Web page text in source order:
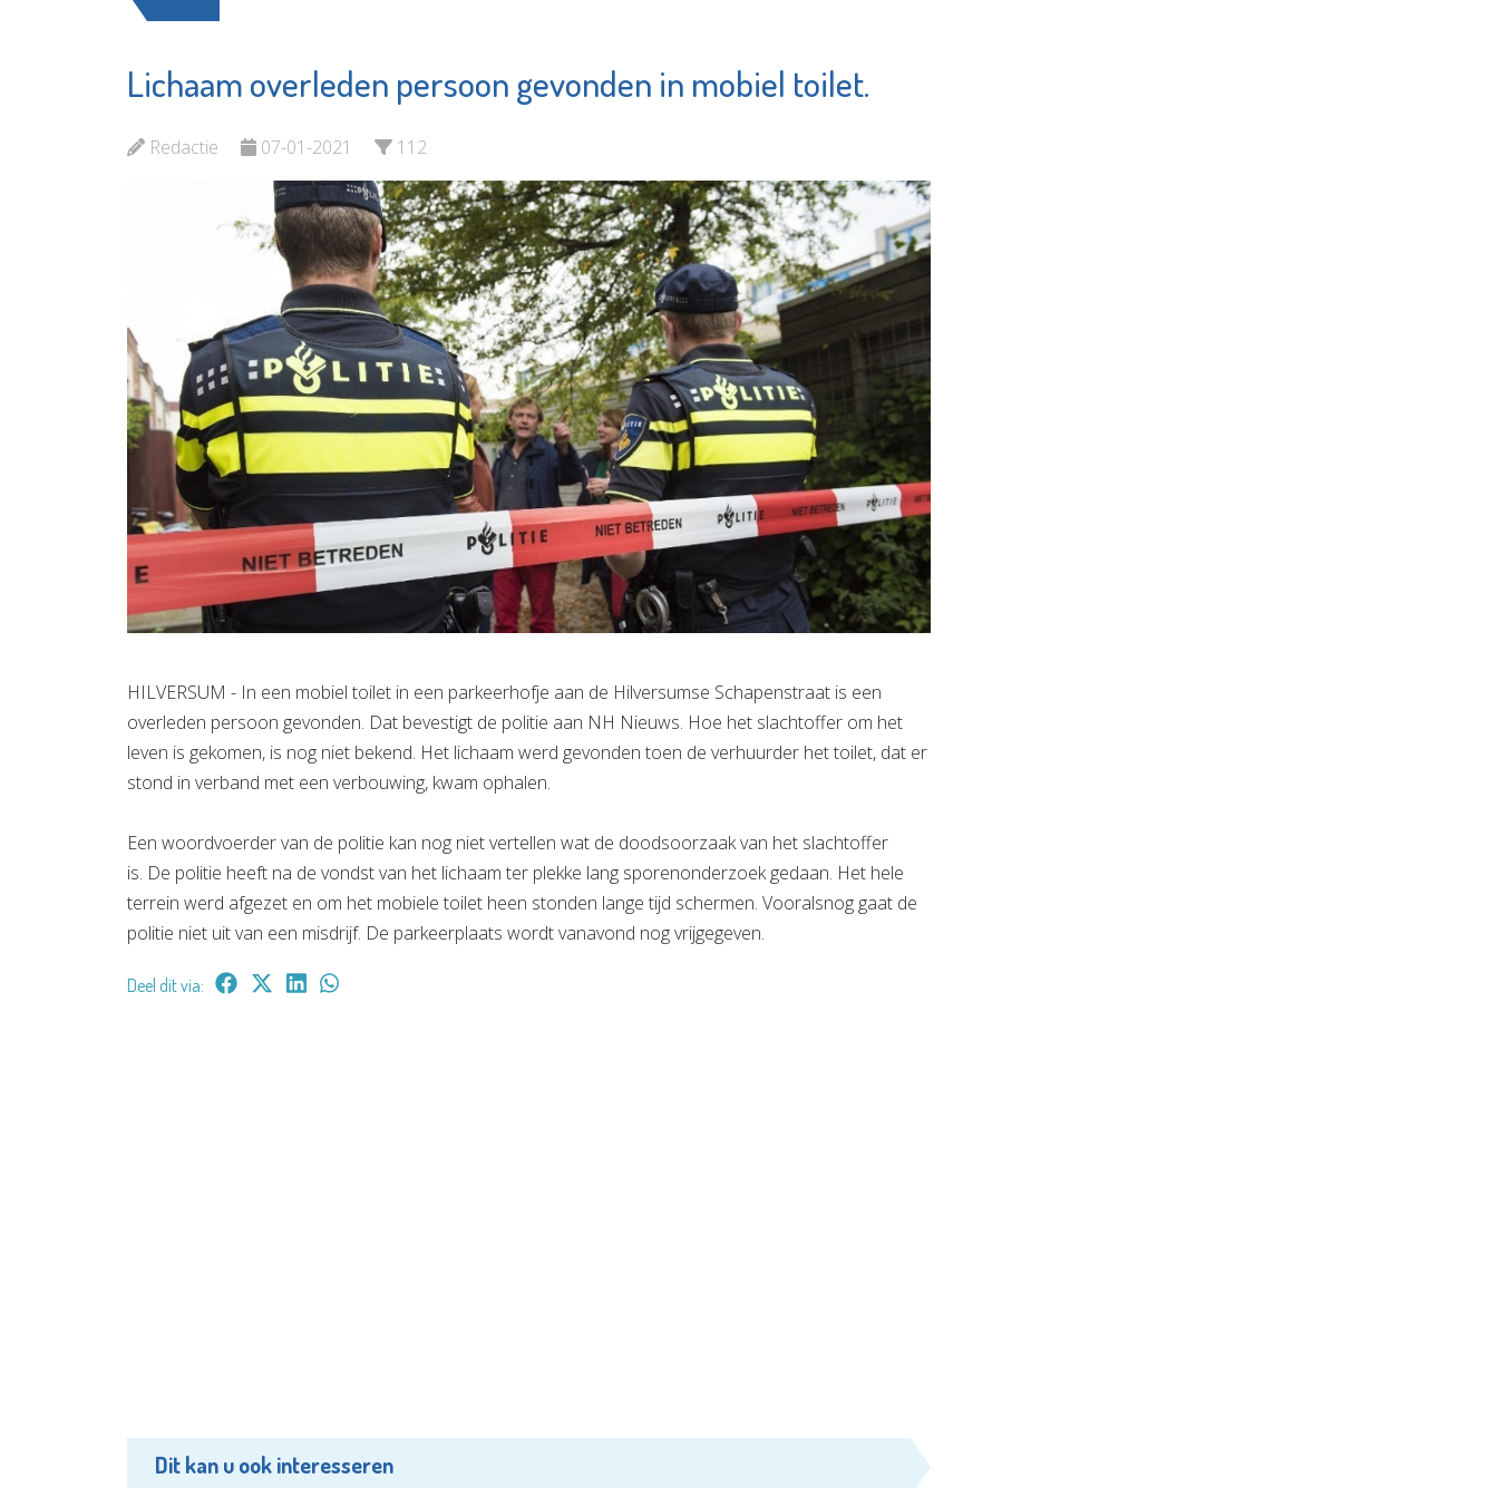
Lichaam overleden persoon gevonden in mobiel toilet.
Redactie 07-01-2021 112
HILVERSUM - In een mobiel toilet in een parkeerhofje aan de Hilversumse Schapenstraat is een
overleden persoon gevonden. Dat bevestigt de politie aan NH Nieuws. Hoe het slachtoffer om het
leven is gekomen, is nog niet bekend. Het lichaam werd gevonden toen de verhuurder het toilet, dat er
stond in verband met een verbouwing, kwam ophalen.
Een woordvoerder van de politie kan nog niet vertellen wat de doodsoorzaak van het slachtoffer
is. De politie heeft na de vondst van het lichaam ter plekke lang sporenonderzoek gedaan. Het hele
terrein werd afgezet en om het mobiele toilet heen stonden lange tijd schermen. Vooralsnog gaat de
politie niet uit van een misdrijf. De parkeerplaats wordt vanavond nog vrijgegeven.
Deel dit via:
Dit kan u ook interesseren